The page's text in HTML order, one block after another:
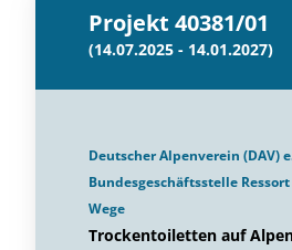
Projekt 40381/01
(14.07.2025 - 14.01.2027)
Deutscher Alpenverein (DAV)
Bundesgeschäftsstelle
Wege
Trockentoiletten auf